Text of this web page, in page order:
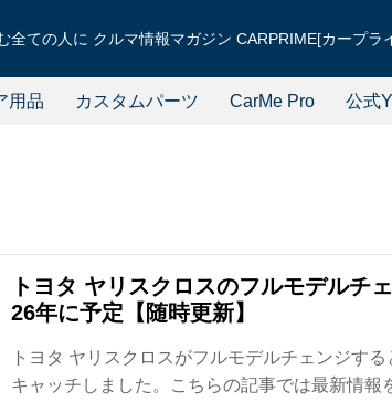
全ての人に クルマ情報マガジン CARPRIME[カープラ
用品 カスタムパーツ CarMe Pro 公式
トヨタ ヤリスクロスのフルモデルチ
26年に予定【随時更新】
トヨタ ヤリスクロスがフルモデルチェンジする
キャッチしました。こちらの記事では最新情報